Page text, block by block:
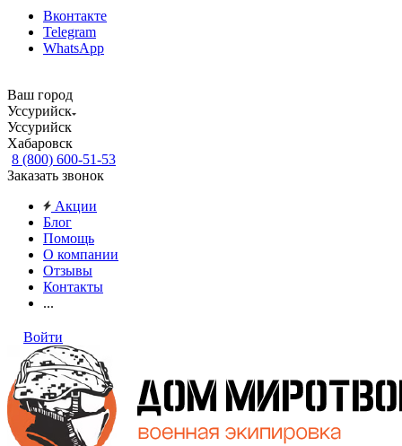
Вконтакте
Telegram
WhatsApp
Ваш город
Уссурийск
Уссурийск
Хабаровск
8 (800) 600-51-53
Заказать звонок
Акции
Блог
Помощь
О компании
Отзывы
Контакты
...
Войти